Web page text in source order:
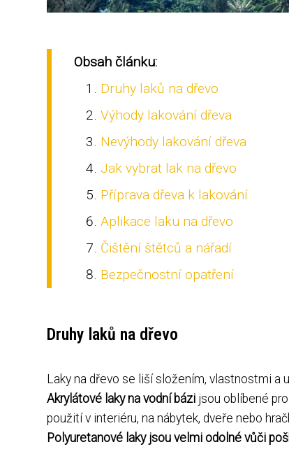
Obsah článku:
Druhy laků na dřevo
Výhody lakování dřeva
Nevýhody lakování dřeva
Jak vybrat lak na dřevo
Příprava dřeva k lakování
Aplikace laku na dřevo
Čištění štětců a nářadí
Bezpečnostní opatření
Druhy laků na dřevo
Laky na dřevo se liší složením, vlastnostmi a
Akrylátové laky na vodní bázi jsou oblíbené
použití v interiéru, na nábytek, dveře nebo
Polyuretanové laky jsou velmi odolné vůči